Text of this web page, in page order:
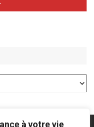
à votre vie